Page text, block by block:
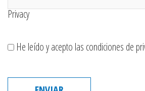
Privacy
He leído y acepto las condiciones de